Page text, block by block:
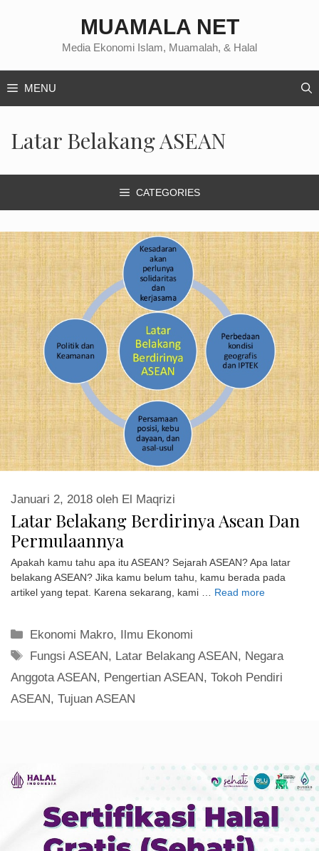
MUAMALA NET
Media Ekonomi Islam, Muamalah, & Halal
MENU
Latar Belakang ASEAN
CATEGORIES
Latar Belakang Berdirinya Asean Dan
Permulaannya
Januari 2, 2018 oleh El Maqrizi
Apakah kamu tahu apa itu ASEAN? Sejarah ASEAN? Apa latar
belakang ASEAN? Jika kamu belum tahu, kamu berada pada
artikel yang tepat. Karena sekarang, kami … Read more
Kategori
Ekonomi Makro, Ilmu Ekonomi
Tag
Fungsi ASEAN, Latar Belakang ASEAN, Negara
Anggota ASEAN, Pengertian ASEAN, Tokoh Pendiri
ASEAN, Tujuan ASEAN